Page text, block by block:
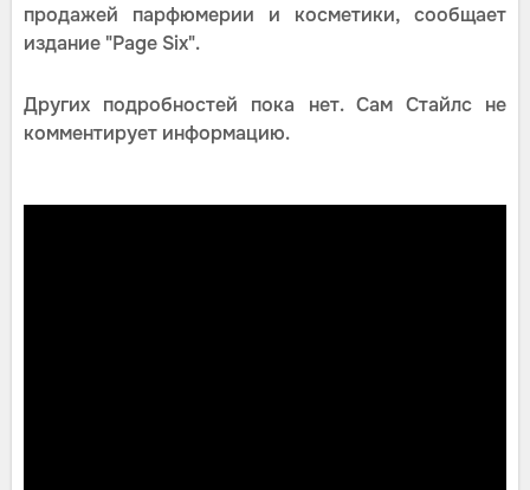
продажей парфюмерии и косметики, сообщает
издание "Page Six".
Других подробностей пока нет. Сам Стайлс не
комментирует информацию.